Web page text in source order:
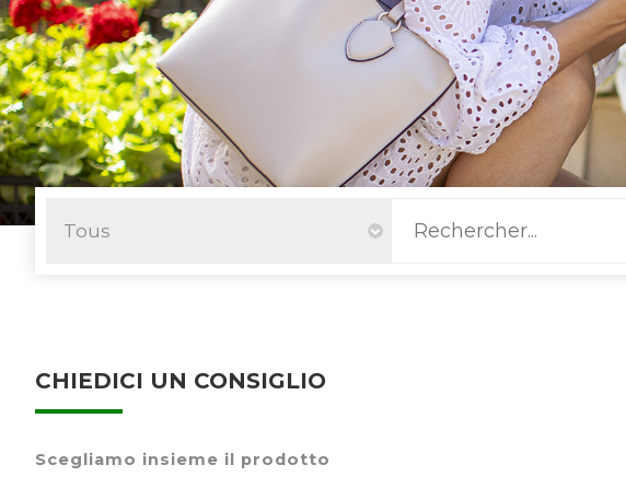
CHIEDICI UN CONSIGLIO
Scegliamo insieme il prodotto